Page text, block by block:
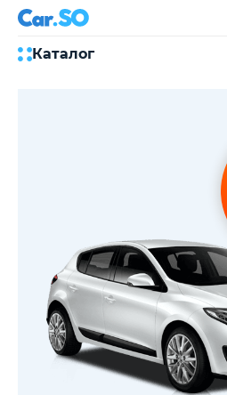
Каталог
8 800 500-03-
с 08:00 по 20:00,
Привольная